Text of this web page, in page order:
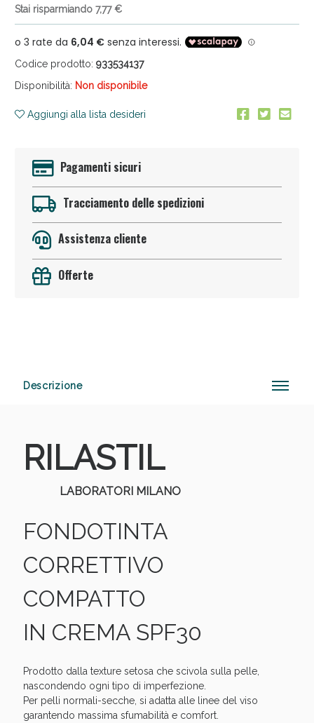
Stai risparmiando 7,77 €
Codice prodotto: 933534137
Disponibilità: Non disponibile
Aggiungi alla lista desideri
Pagamenti sicuri
Tracciamento delle spedizioni
Assistenza cliente
Offerte
Descrizione
RILASTIL
LABORATORI MILANO
FONDOTINTA
CORRETTIVO
COMPATTO
IN CREMA SPF30
Prodotto dalla texture setosa che scivola sulla pelle,
nascondendo ogni tipo di imperfezione.
Per pelli normali-secche, si adatta alle linee del viso
garantendo massima sfumabilità e comfort.
Anticellulite e Fanghi: Sconto fino al 40% valido
oggi!
oggi!
Sconto fino al 55% disponibile oggi!